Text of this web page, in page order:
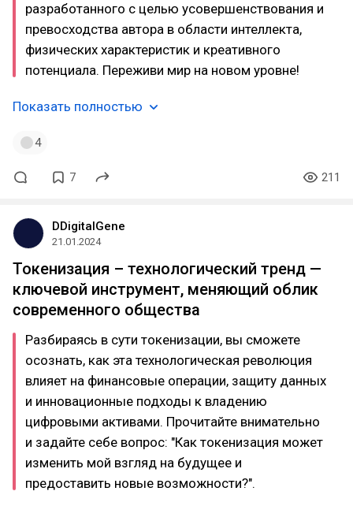
разработанного с целью усовершенствования и
превосходства автора в области интеллекта,
физических характеристик и креативного
потенциала. Переживи мир на новом уровне!
Показать полностью
4
7 211
DDigitalGene
21.01.2024
Токенизация – технологический тренд —
ключевой инструмент, меняющий облик
современного общества
Разбираясь в сути токенизации, вы сможете
осознать, как эта технологическая революция
влияет на финансовые операции, защиту данных
и инновационные подходы к владению
цифровыми активами. Прочитайте внимательно
и задайте себе вопрос: "Как токенизация может
изменить мой взгляд на будущее и
предоставить новые возможности?".